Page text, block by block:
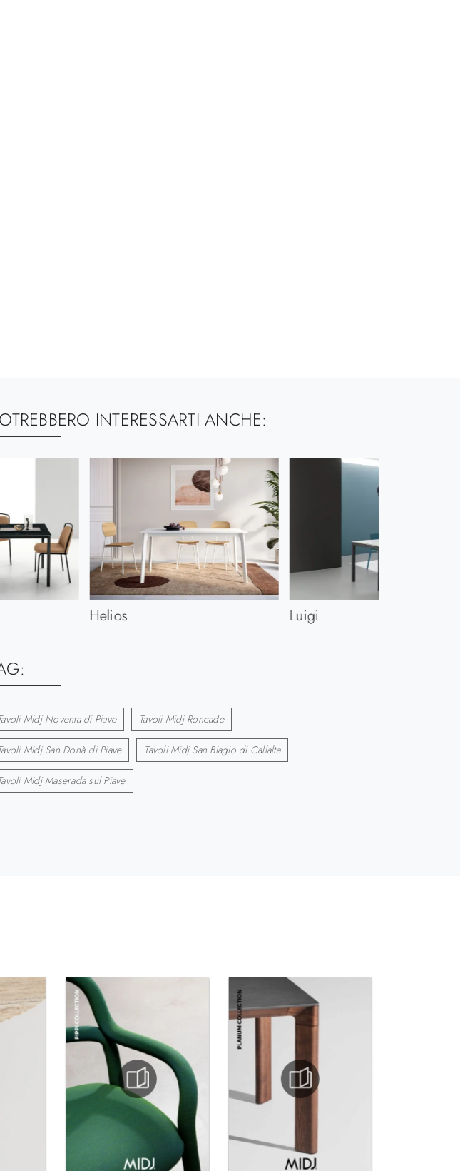
INTERESSARTI ANCHE:
Helios Luigi
Midj Noventa di Piave Tavoli Midj Roncade
Midj San Donà di Piave Tavoli Midj San Biagio di Callalta
Midj Maserada sul Piave